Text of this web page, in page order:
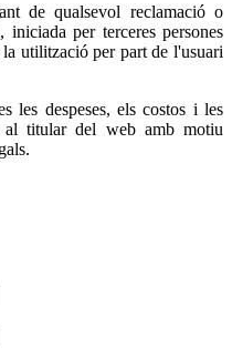
de qualsevol reclamació o
per terceres persones
utilització per part de l'usuari
les despeses, els costos i les
al titular del web amb motiu